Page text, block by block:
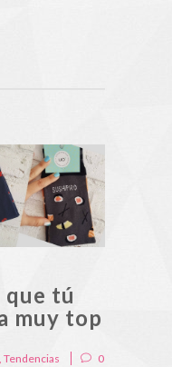
que tú
muy top
, Tendencias
0